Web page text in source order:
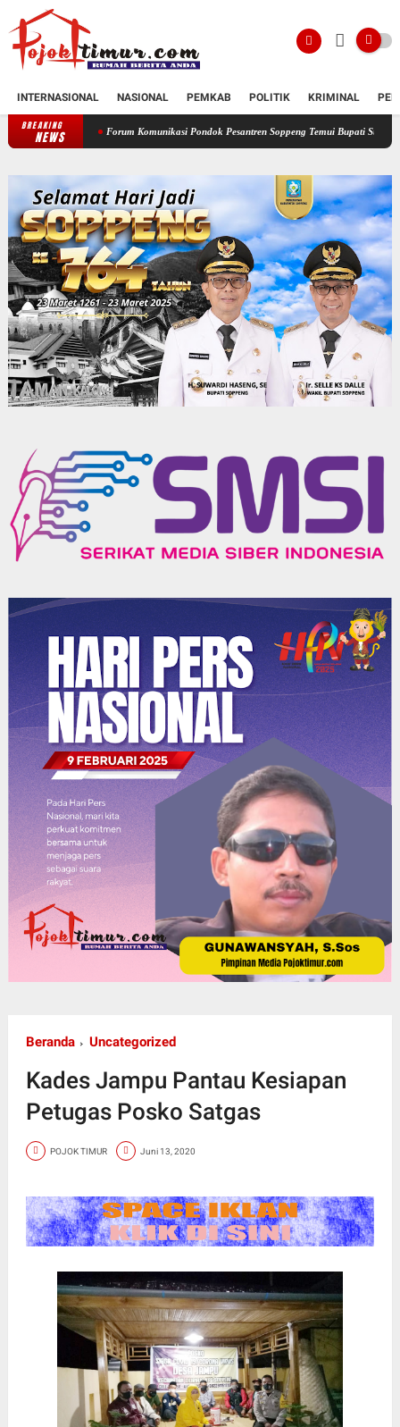
INTERNASIONAL NASIONAL PEMKAB POLITIK KRIMINAL
BREAKING
NEWS
Forum Komunikasi Pondok Pesantren Soppeng Temui Bupati Suwardi Haseng
Beranda Uncategorized
Kades Jampu Pantau Kesiapan
Petugas Posko Satgas
POJOK TIMUR Juni 13, 2020